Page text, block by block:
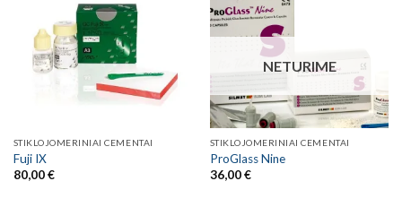
STIKLOJOMERINIAI CEMENTAI
Fuji IX
80,00€
NETURIME
STIKLOJOMERINIAI CEMENTAI
ProGlass Nine
36,00€